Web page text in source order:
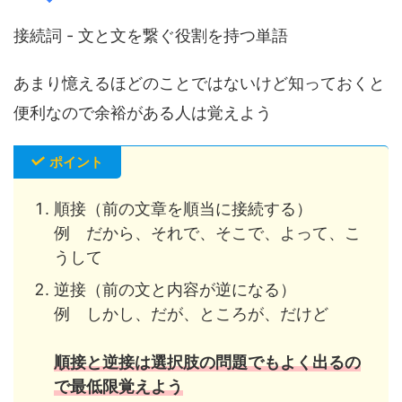
接続詞 - 文と文を繋ぐ役割を持つ単語
あまり憶えるほどのことではないけど知っておくと
便利なので余裕がある人は覚えよう
ポイント
順接（前の文章を順当に接続する）
例 だから、それで、そこで、よって、こ
うして
逆接（前の文と内容が逆になる）
例 しかし、だが、ところが、だけど
順接と逆接は選択肢の問題でもよく出るの
で最低限覚えよう